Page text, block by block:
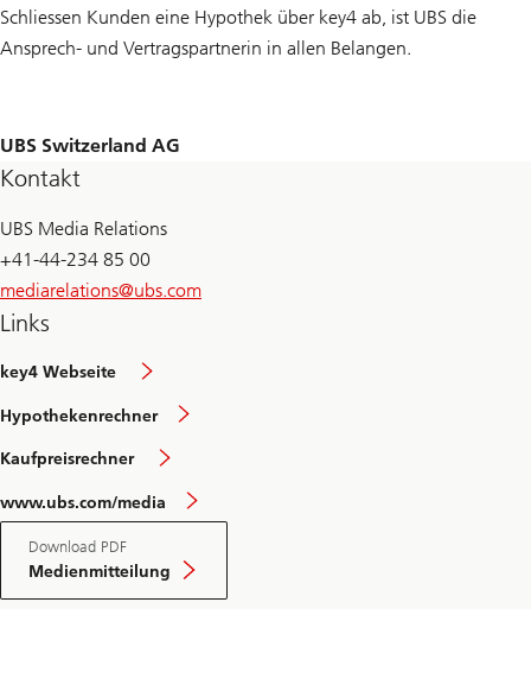
Schliessen Kunden eine Hypothek über key4 ab, ist UBS die
Ansprech- und Vertragspartnerin in allen Belangen.
UBS Switzerland AG
Kontakt
UBS Media Relations
+41-44-234 85 00
mediarelations@ubs.com
Links
key4 Webseite
Hypothekenrechner
Kaufpreisrechner
www.ubs.com/media
Download PDF
Medienmitteilung